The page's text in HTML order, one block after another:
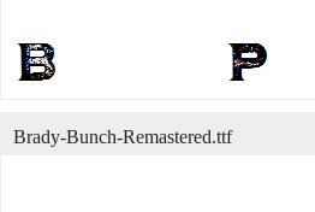
Brady-Bunch-Remastered.ttf